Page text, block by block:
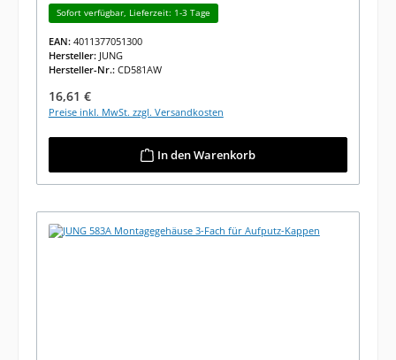
Sofort verfügbar, Lieferzeit: 1-3 Tage
EAN: 4011377051300
Hersteller: JUNG
Hersteller-Nr.: CD581AW
Regulärer Preis:
16,61 €
Preise inkl. MwSt. zzgl. Versandkosten
In den Warenkorb